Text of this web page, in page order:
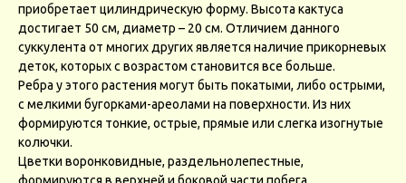
приобретает цилиндрическую форму. Высота кактуса
достигает 50 см, диаметр – 20 см. Отличием данного
суккулента от многих других является наличие прикорневых
деток, которых с возрастом становится все больше.
Ребра у этого растения могут быть покатыми, либо острыми,
с мелкими бугорками-ареолами на поверхности. Из них
формируются тонкие, острые, прямые или слегка изогнутые
колючки.
Цветки воронковидные, раздельнолепестные,
формируются в верхней и боковой части побега.